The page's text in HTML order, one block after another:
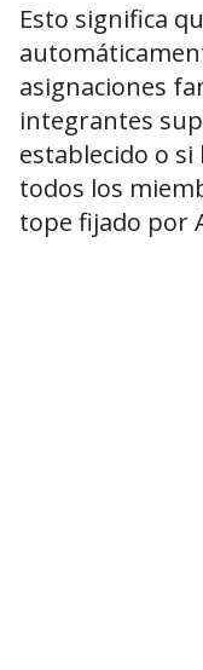
Esto significa
asignaciones
integrantes
establecido o
todos los
tope fijado por